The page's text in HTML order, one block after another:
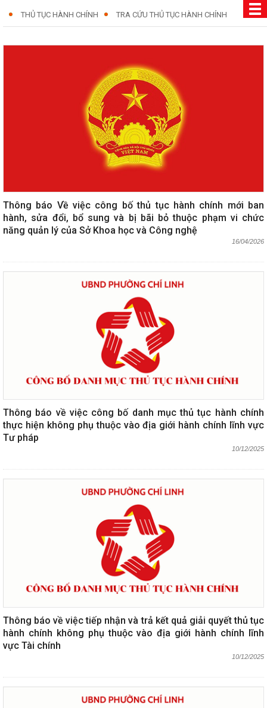
THỦ TỤC HÀNH CHÍNH TRA CỨU THỦ TỤC HÀNH CHÍNH
Thông báo Về việc công bố thủ tục hành chính mới ban
hành, sửa đổi, bổ sung và bị bãi bỏ thuộc phạm vi chức
năng quản lý của Sở Khoa học và Công nghệ
16/04/2026
Thông báo về việc công bố danh mục thủ tục hành chính
thực hiện không phụ thuộc vào địa giới hành chính lĩnh vực
Tư pháp
10/12/2025
Thông báo về việc tiếp nhận và trả kết quả giải quyết thủ tục
hành chính không phụ thuộc vào địa giới hành chính lĩnh
vực Tài chính
10/12/2025